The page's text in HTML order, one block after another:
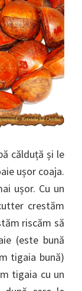
călduță și le
ușor coaja.
ușor. Cu un
crestăm
riscăm să
(este bună
tigaia bună)
tigaia cu un